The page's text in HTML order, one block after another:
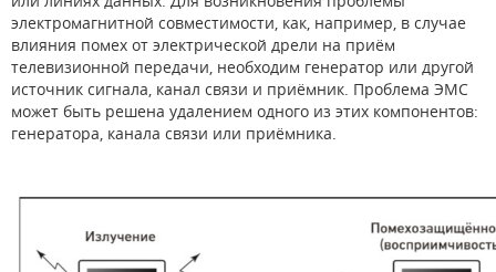
электромагнитной совместимости, как, например, в случае
влияния помех от электрической дрели на приём
телевизионной передачи, необходим генератор или другой
источник сигнала, канал связи и приёмник. Проблема ЭМС
может быть решена удалением одного из этих компонентов:
генератора, канала связи или приёмника.